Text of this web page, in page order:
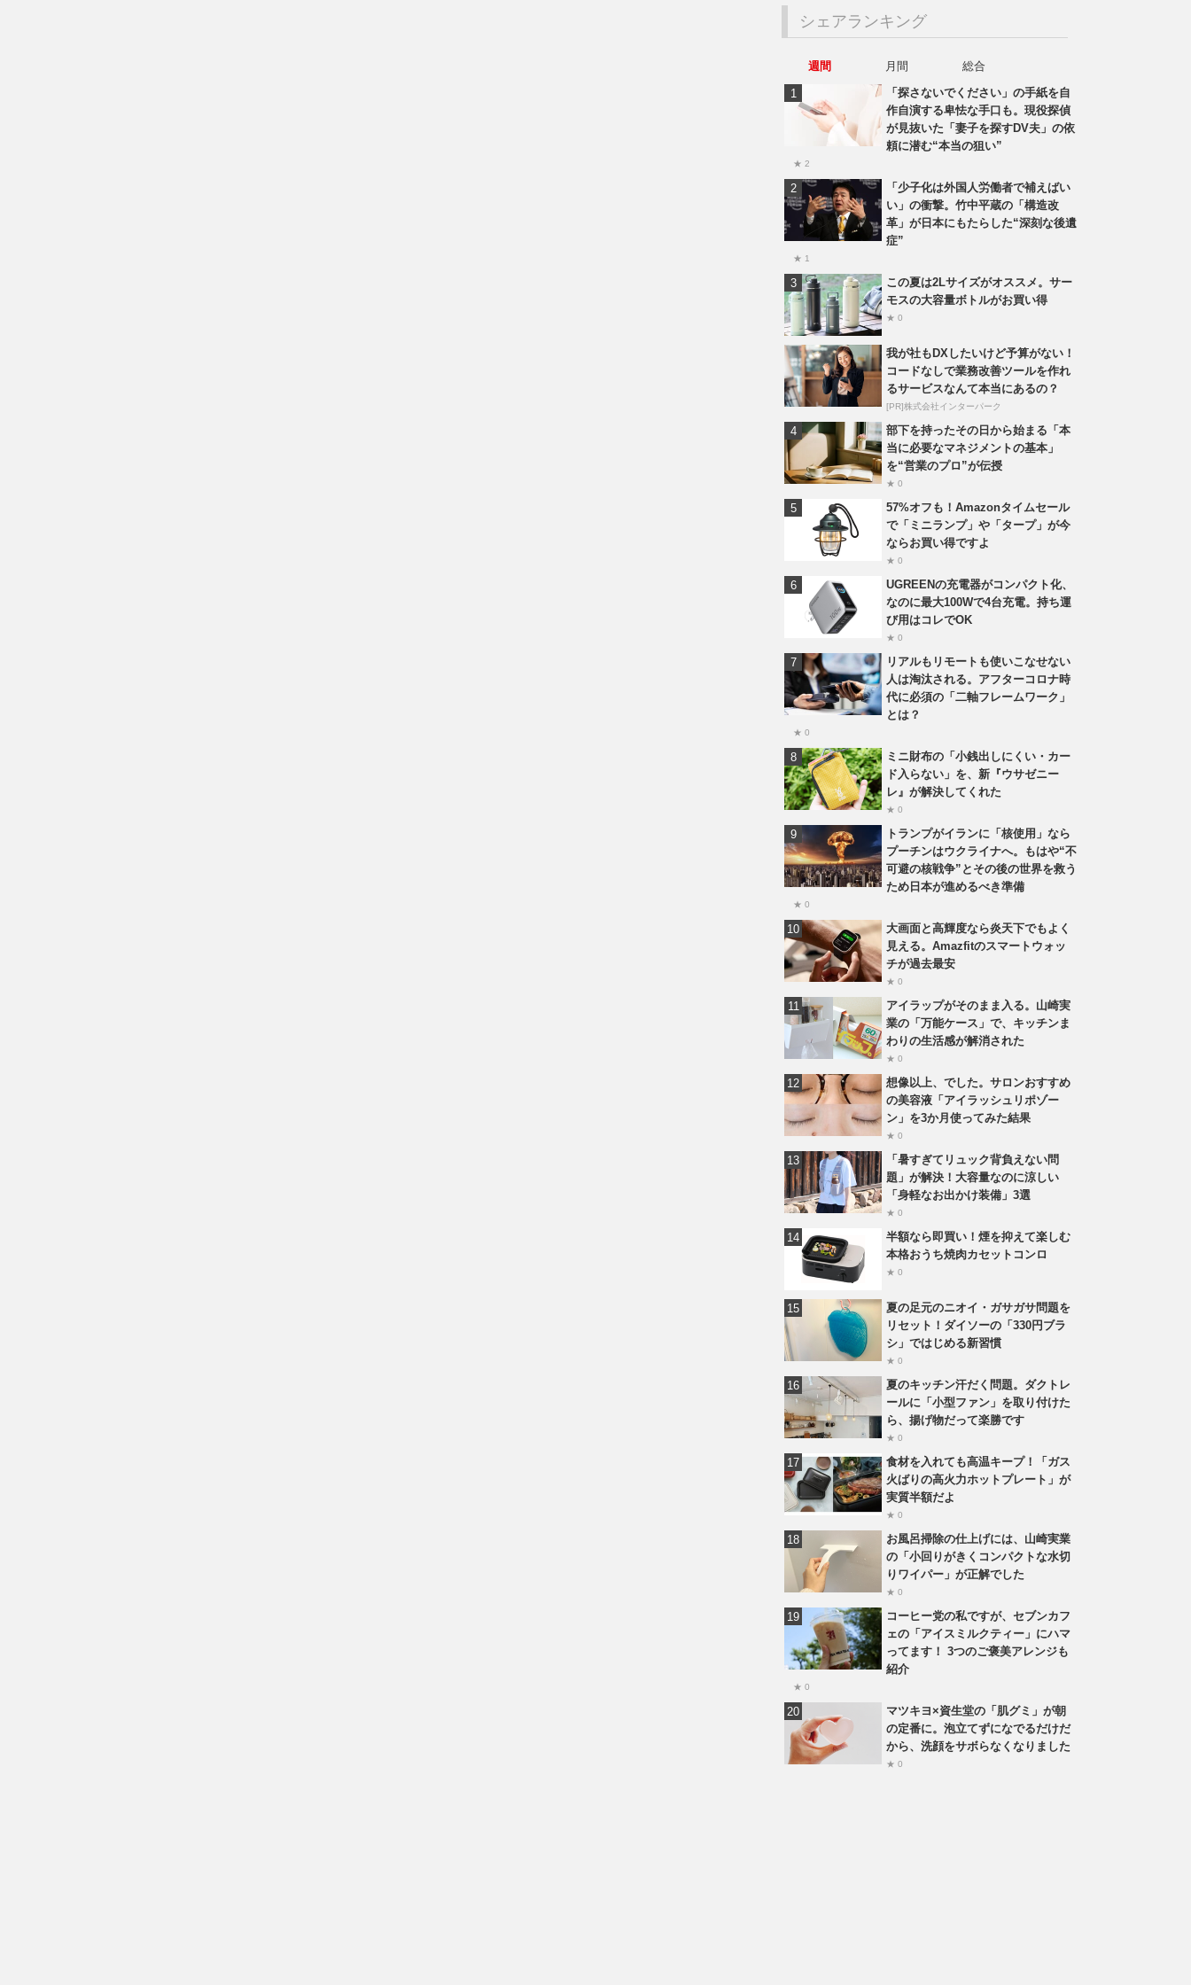
シェアランキング
週間 月間
総合
「探さないでください」の手紙を自
作自演する卑怯な手口も。現役探偵
が見抜いた「妻子を探すDV夫」の依
頼に潜む“本当の狙い”
★ 2
「少子化は外国人労働者で補えばい
い」の衝撃。竹中平蔵の「構造改
革」が日本にもたらした“深刻な後遺
症”
★ 1
この夏は2Lサイズがオススメ。サー
モスの大容量ボトルがお買い得
★ 0
我が社もDXしたいけど予算がない！
コードなしで業務改善ツールを作れ
るサービスなんて本当にあるの？
[PR]株式会社インターパーク
部下を持ったその日から始まる「本
当に必要なマネジメントの基本」
を“営業のプロ”が伝授
★ 0
57%オフも！Amazonタイムセール
で「ミニランプ」や「タープ」が今
ならお買い得ですよ
★ 0
UGREENの充電器がコンパクト化、
なのに最大100Wで4台充電。持ち運
び用はコレでOK
★ 0
リアルもリモートも使いこなせない
人は淘汰される。アフターコロナ時
代に必須の「二軸フレームワーク」
とは？
★ 0
ミニ財布の「小銭出しにくい・カー
ド入らない」を、新『ウサゼニー
レ』が解決してくれた
★ 0
トランプがイランに「核使用」なら
プーチンはウクライナへ。もはや“不
可避の核戦争”とその後の世界を救う
ため日本が進めるべき準備
★ 0
大画面と高輝度なら炎天下でもよく
見える。Amazfitのスマートウォッ
チが過去最安
★ 0
アイラップがそのまま入る。山崎実
業の「万能ケース」で、キッチンま
わりの生活感が解消された
★ 0
想像以上、でした。サロンおすすめ
の美容液「アイラッシュリポゾー
ン」を3か月使ってみた結果
★ 0
「暑すぎてリュック背負えない問
題」が解決！大容量なのに涼しい
「身軽なお出かけ装備」3選
★ 0
半額なら即買い！煙を抑えて楽しむ
本格おうち焼肉カセットコンロ
★ 0
夏の足元のニオイ・ガサガサ問題を
リセット！ダイソーの「330円ブラ
シ」ではじめる新習慣
★ 0
夏のキッチン汗だく問題。ダクトレ
ールに「小型ファン」を取り付けた
ら、揚げ物だって楽勝です
★ 0
食材を入れても高温キープ！「ガス
火ばりの高火力ホットプレート」が
実質半額だよ
★ 0
お風呂掃除の仕上げには、山崎実業
の「小回りがきくコンパクトな水切
りワイパー」が正解でした
★ 0
コーヒー党の私ですが、セブンカフ
ェの「アイスミルクティー」にハマ
ってます！ 3つのご褒美アレンジも
紹介
★ 0
マツキヨ×資生堂の「肌グミ」が朝
の定番に。泡立てずになでるだけだ
から、洗顔をサボらなくなりました
★ 0